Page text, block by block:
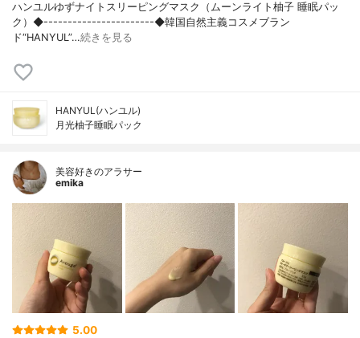
ハンユルゆずナイトスリーピングマスク（ムーンライト柚子 睡眠パッ
ク）◆-----------------------◆韓国自然主義コスメブラン
ド“HANYUL”…続きを見る
HANYUL(ハンユル)
月光柚子睡眠パック
美容好きのアラサー
emika
5.00